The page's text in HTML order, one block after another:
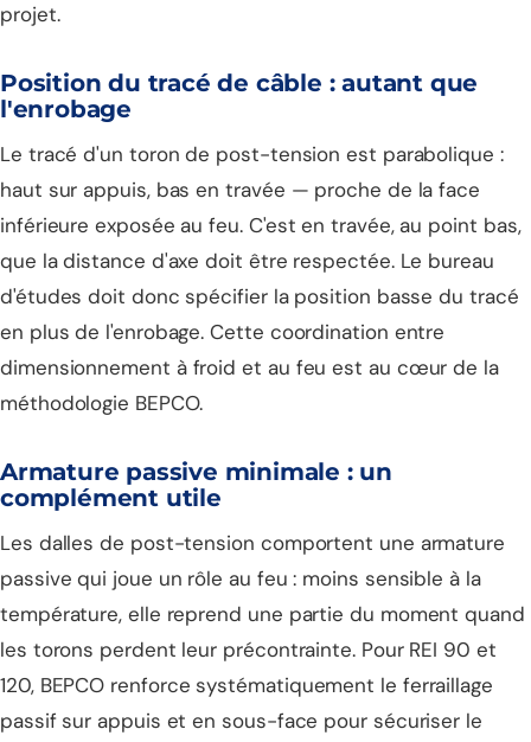
projet.
Position du tracé de câble : autant que
l'enrobage
Le tracé d'un toron de post-tension est parabolique :
haut sur appuis, bas en travée — proche de la face
inférieure exposée au feu. C'est en travée, au point bas,
que la distance d'axe doit être respectée. Le bureau
d'études doit donc spécifier la position basse du tracé
en plus de l'enrobage. Cette coordination entre
dimensionnement à froid et au feu est au cœur de la
méthodologie BEPCO.
Armature passive minimale : un
complément utile
Les dalles de post-tension comportent une armature
passive qui joue un rôle au feu : moins sensible à la
température, elle reprend une partie du moment quand
les torons perdent leur précontrainte. Pour REI 90 et
120, BEPCO renforce systématiquement le ferraillage
passif sur appuis et en sous-face pour sécuriser le